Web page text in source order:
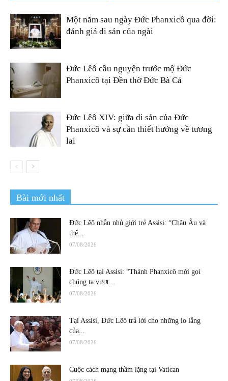
Một năm sau ngày Đức Phanxicô qua đời:
đánh giá di sản của ngài
Đức Lêô cầu nguyện trước mộ Đức
Phanxicô tại Đền thờ Đức Bà Cả
Đức Lêô XIV: giữa di sản của Đức
Phanxicô và sự cần thiết hướng về tương
lai
Bài mới nhất
Đức Lêô nhắn nhủ giới trẻ Assisi: “Châu Âu và
thế...
07/08/2026
Đức Lêô tại Assisi: “Thánh Phanxicô mời gọi
chúng ta vượt...
07/08/2026
Tại Assisi, Đức Lêô trả lời cho những lo lắng
của...
07/08/2026
Cuộc cách mạng thầm lặng tại Vatican